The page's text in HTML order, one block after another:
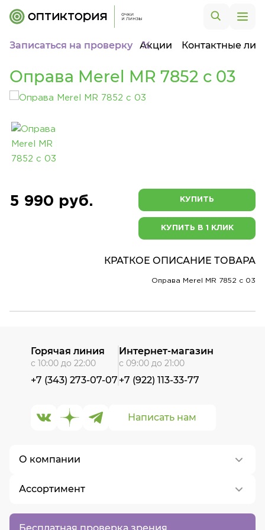
Записаться на проверку Акции Контактные
Оправа Merel MR 7852 с 03
5 990 руб. КУПИТЬ
КУПИТЬ В 1 КЛИК
КРАТКОЕ ОПИСАНИЕ ТОВАРА
Оправа Merel MR 7852 с 03
Бесплатная проверка зрения
О компании
О нас
Контакты
Ассортимент
Написать нам
Горячая линия
с 10:00 до 22:00
+7 (343) 273-07-07
Интернет-магазин
с 09:00 до 21:00
+7 (922) 113-33-77